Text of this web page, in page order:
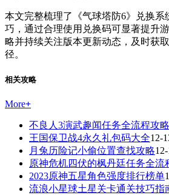
本文完整梳理了《气球塔防6》兑换系
巧，通过合理使用兑换码可显著提升
略并持续关注版本更新动态，及时获
径。
相关攻略
More+
不良人3演武趣闻任务全流程攻略
王国保卫战4永久礼包码大全12-
月兔历险记小偷位置查找攻略
原神危机四伏的枫丹廷任务全流
2023原神五星角色强度排行榜单
流浪小星球土星关卡通关技巧指